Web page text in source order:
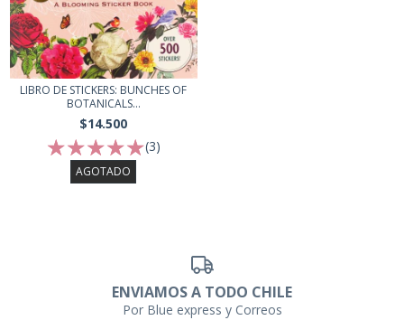
LIBRO DE STICKERS: BUNCHES OF
BOTANICALS...
$14.500
(3)
AGOTADO
ENVIAMOS A TODO CHILE
Por Blue express y Correos